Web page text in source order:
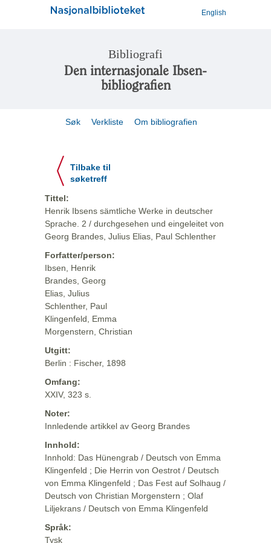
English
Bibliografi
Den internasjonale Ibsen-
bibliografien
Søk Verkliste Om bibliografien
Tilbake til
søketreff
Tittel:
Henrik Ibsens sämtliche Werke in deutscher
Sprache. 2 / durchgesehen und eingeleitet von
Georg Brandes, Julius Elias, Paul Schlenther
Forfatter/person:
Ibsen, Henrik
Brandes, Georg
Elias, Julius
Schlenther, Paul
Klingenfeld, Emma
Morgenstern, Christian
Utgitt:
Berlin : Fischer, 1898
Omfang:
XXIV, 323 s.
Noter:
Innledende artikkel av Georg Brandes
Innhold:
Innhold: Das Hünengrab / Deutsch von Emma
Klingenfeld ; Die Herrin von Oestrot / Deutsch
von Emma Klingenfeld ; Das Fest auf Solhaug /
Deutsch von Christian Morgenstern ; Olaf
Liljekrans / Deutsch von Emma Klingenfeld
Språk:
Tysk